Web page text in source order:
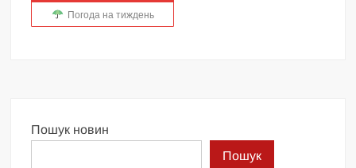
Погода на тиждень
Пошук новин
Пошук